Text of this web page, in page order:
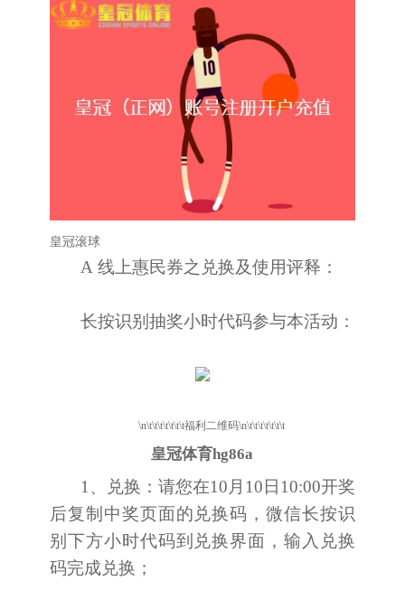
皇冠滚球
A 线上惠民券之兑换及使用评释：
长按识别抽奖小时代码参与本活动：
\n\t\t\t\t\t\t\t福利二维码\n\t\t\t\t\t\t\t
皇冠体育hg86a
1、兑换：请您在10月10日10:00开奖
后复制中奖页面的兑换码，微信长按识
别下方小时代码到兑换界面，输入兑换
码完成兑换；